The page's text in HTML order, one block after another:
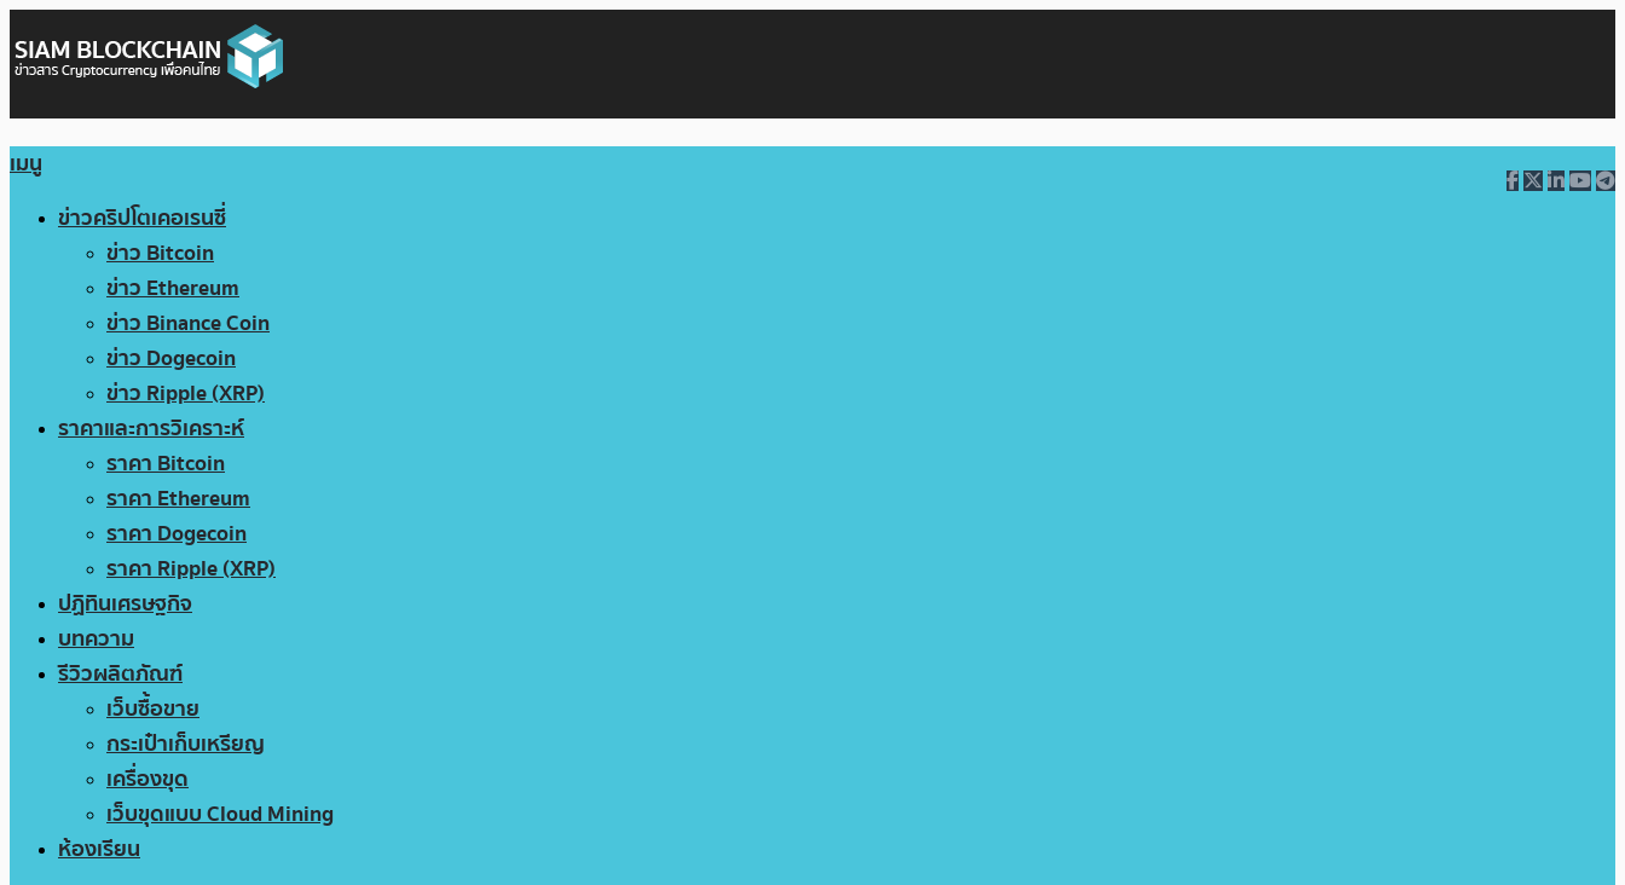
เมนู
ข่าวคริปโตเคอเรนซี่
ข่าว Bitcoin
ข่าว Ethereum
ข่าว Binance Coin
ข่าว Dogecoin
ข่าว Ripple (XRP)
ราคาและการวิเคราะห์
ราคา Bitcoin
ราคา Ethereum
ราคา Dogecoin
ราคา Ripple (XRP)
ปฏิทินเศรษฐกิจ
บทความ
รีวิวผลิตภัณฑ์
เว็บซื้อขาย
กระเป๋าเก็บเหรียญ
เครื่องขุด
เว็บขุดแบบ Cloud Mining
ห้องเรียน